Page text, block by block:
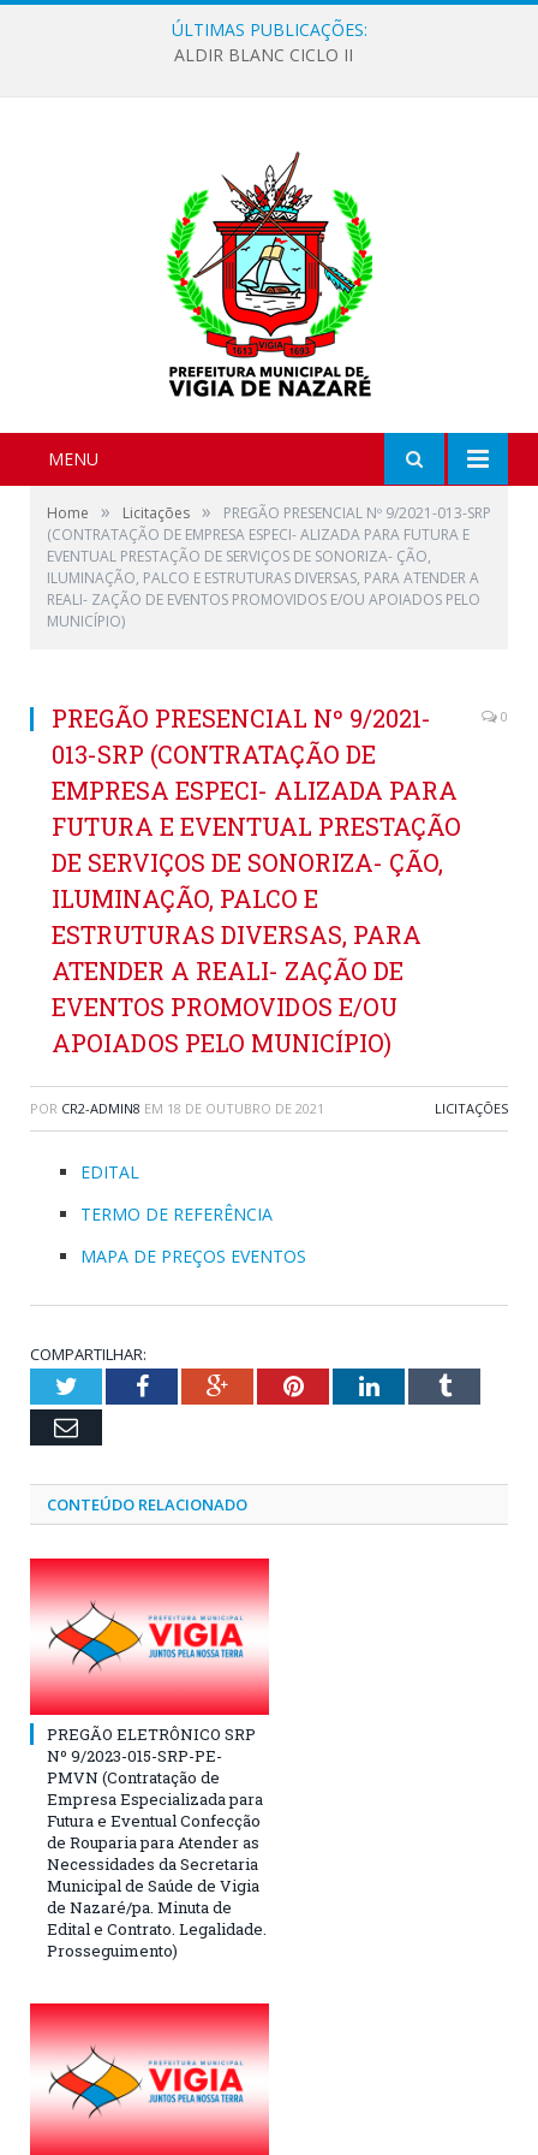
ÚLTIMAS PUBLICAÇÕES:
ALDIR BLANC CICLO II
MENU
Home » Licitações »
PREGÃO PRESENCIAL Nº 9/2021-013-SRP
(CONTRATAÇÃO DE EMPRESA ESPECI- ALIZADA PARA FUTURA E
EVENTUAL PRESTAÇÃO DE SERVIÇOS DE SONORIZA- ÇÃO,
ILUMINAÇÃO, PALCO E ESTRUTURAS DIVERSAS, PARA ATENDER A
REALI- ZAÇÃO DE EVENTOS PROMOVIDOS E/OU APOIADOS PELO
MUNICÍPIO)
PREGÃO PRESENCIAL Nº 9/2021-
013-SRP (CONTRATAÇÃO DE
EMPRESA ESPECI- ALIZADA PARA
FUTURA E EVENTUAL PRESTAÇÃO
DE SERVIÇOS DE SONORIZA- ÇÃO,
ILUMINAÇÃO, PALCO E
ESTRUTURAS DIVERSAS, PARA
ATENDER A REALI- ZAÇÃO DE
EVENTOS PROMOVIDOS E/OU
APOIADOS PELO MUNICÍPIO)
0
POR CR2-ADMIN8 EM 18 DE OUTUBRO DE 2021 LICITAÇÕES
EDITAL
TERMO DE REFERÊNCIA
MAPA DE PREÇOS EVENTOS
COMPARTILHAR:
TwitterFacebookGoogle+PinterestLinkedInTumblr
Email
CONTEÚDO RELACIONADO
PREGÃO ELETRÔNICO SRP
Nº 9/2023-015-SRP-PE-
PMVN (Contratação de
Empresa Especializada para
Futura e Eventual Confecção
de Rouparia para Atender as
Necessidades da Secretaria
Municipal de Saúde de Vigia
de Nazaré/pa. Minuta de
Edital e Contrato. Legalidade.
Prosseguimento)